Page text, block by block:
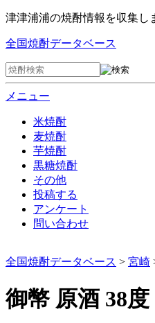
津津浦浦の焼酎情報を収集し
全国焼酎データベース
メニュー
米焼酎
麦焼酎
芋焼酎
黒糖焼酎
その他
投稿する
アンケート
問い合わせ
全国焼酎データベース > 宮崎
御幣 原酒 38度